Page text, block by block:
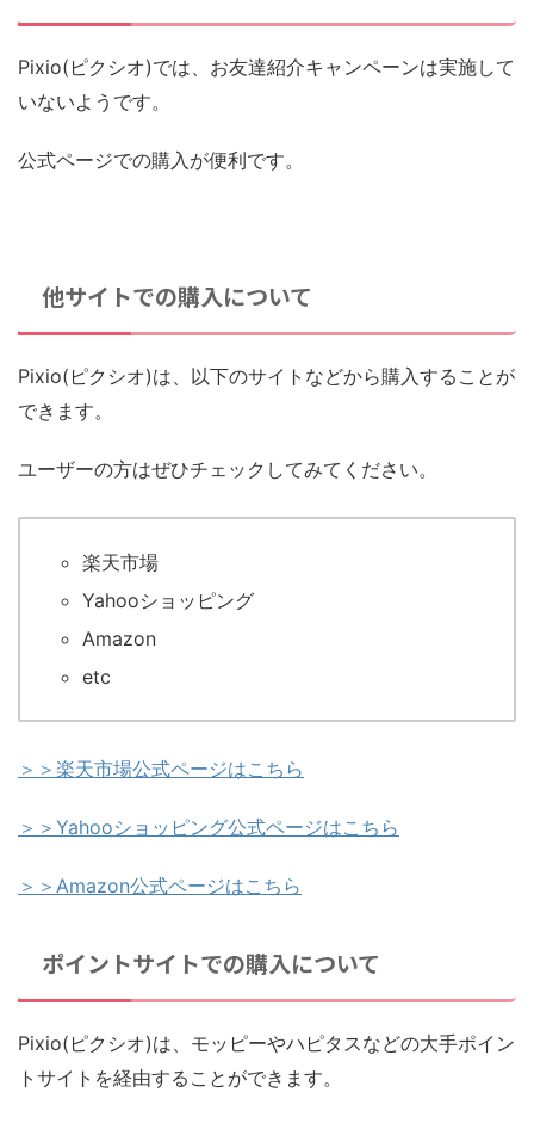
Pixio(ピクシオ)では、お友達紹介キャンペーンは実施して
いないようです。
公式ページでの購入が便利です。
他サイトでの購入について
Pixio(ピクシオ)は、以下のサイトなどから購入することが
できます。
ユーザーの方はぜひチェックしてみてください。
楽天市場
Yahooショッピング
Amazon
etc
＞＞楽天市場公式ページはこちら
＞＞Yahooショッピング公式ページはこちら
＞＞Amazon公式ページはこちら
ポイントサイトでの購入について
Pixio(ピクシオ)は、モッピーやハピタスなどの大手ポイン
トサイトを経由することができます。